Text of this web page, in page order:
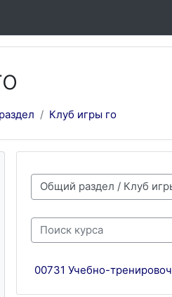
Клуб игры го
Категории курсов
Поиск курса
00731 Учебно-